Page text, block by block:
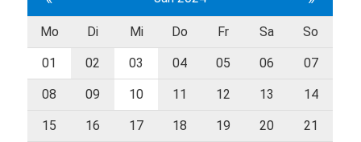
Mo Di Mi Do Fr Sa So
01 02 03 04 05 06 07
08 09 10 11 12 13 14
15 16 17 18 19 20 21